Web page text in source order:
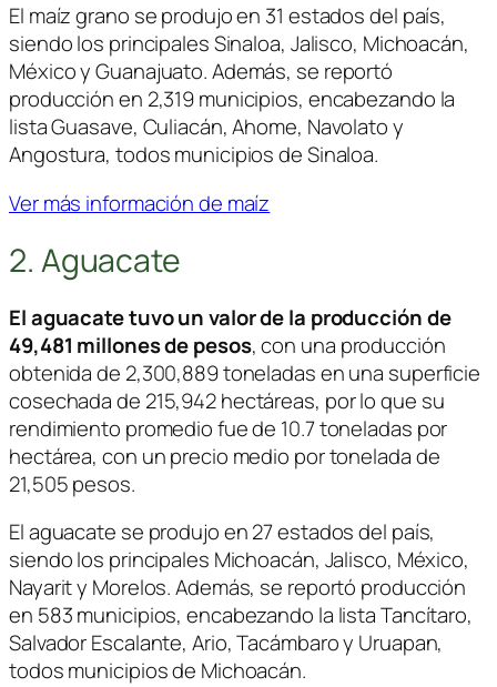
El maíz grano se produjo en 31 estados del país,
siendo los principales Sinaloa, Jalisco, Michoacán,
México y Guanajuato. Además, se reportó
producción en 2,319 municipios, encabezando la
lista Guasave, Culiacán, Ahome, Navolato y
Angostura, todos municipios de Sinaloa.
Ver más información de maíz
2. Aguacate
El aguacate tuvo un valor de la producción de
49,481 millones de pesos, con una producción
obtenida de 2,300,889 toneladas en una superficie
cosechada de 215,942 hectáreas, por lo que su
rendimiento promedio fue de 10.7 toneladas por
hectárea, con un precio medio por tonelada de
21,505 pesos.
El aguacate se produjo en 27 estados del país,
siendo los principales Michoacán, Jalisco, México,
Nayarit y Morelos. Además, se reportó producción
en 583 municipios, encabezando la lista Tancítaro,
Salvador Escalante, Ario, Tacámbaro y Uruapan,
todos municipios de Michoacán.